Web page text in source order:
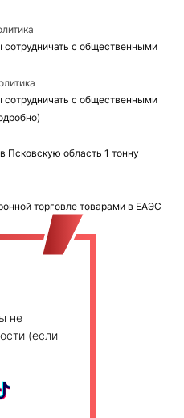
с общественными
с общественными
Псковскую область 1 тонну
торговле товарами в ЕАЭС
не
(если